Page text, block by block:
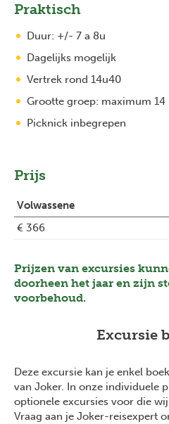
Praktisch
Duur: +/- 7 a 8u
Dagelijks mogelijk
Vertrek rond 14u40
Grootte groep: maximum 14
Picknick inbegrepen
Prijs
Volwassene
€ 366
Prijzen van excursies
doorheen het jaar en zijn
voorbehoud.
Excursie
Deze excursie kan je enkel
van Joker. In onze individuele
optionele excursies voor die
Vraag aan je Joker-reisexpert